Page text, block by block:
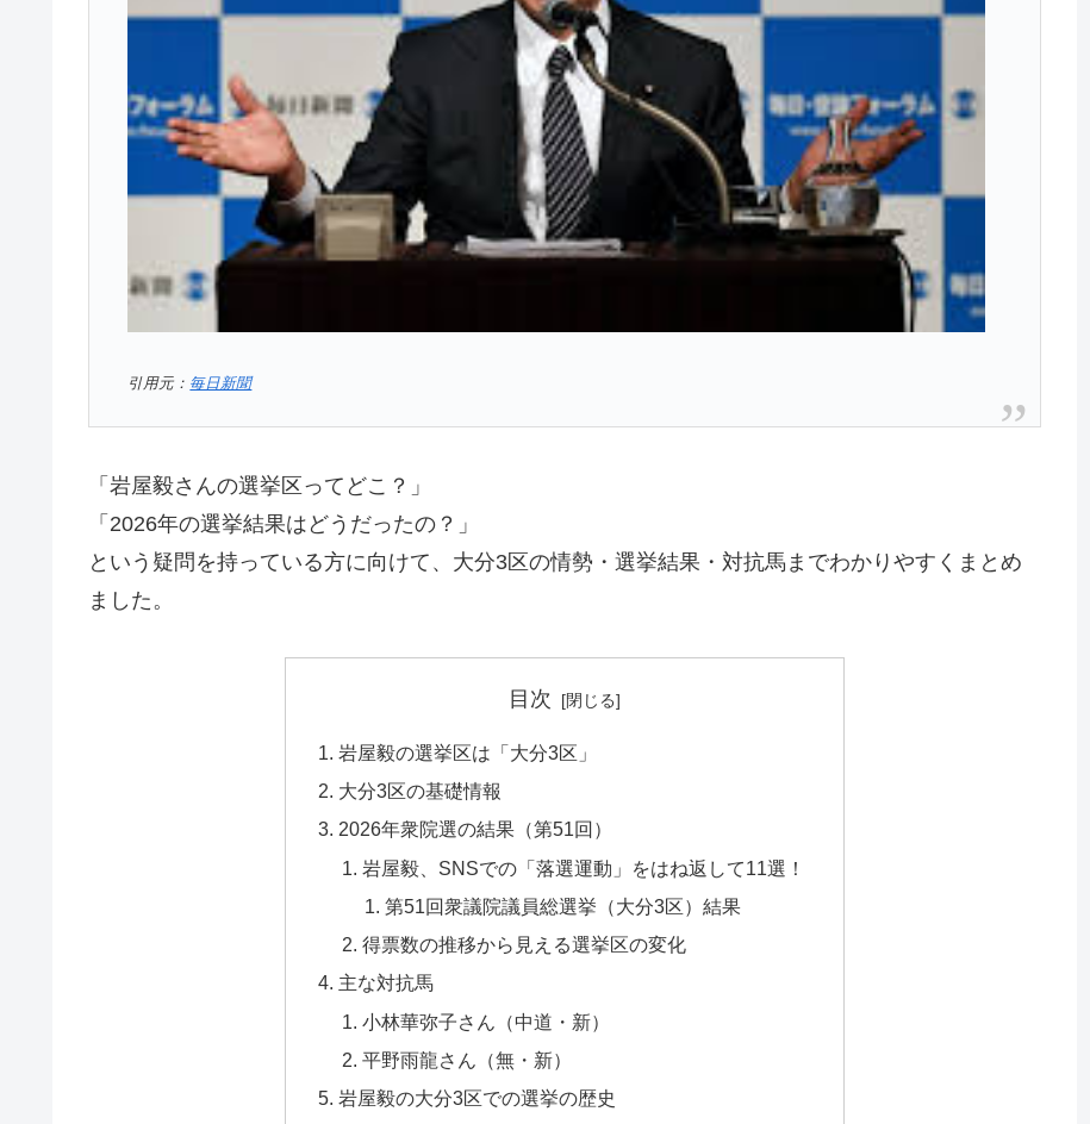
引用元： 毎日新聞
「岩屋毅さんの選挙区ってどこ？」
「2026年の選挙結果はどうだったの？」
という疑問を持っている方に向けて、大分3区の情勢・選挙結果・対抗馬までわかりやすくまとめ
ました。
目次
岩屋毅の選挙区は「大分3区」
大分3区の基礎情報
2026年衆院選の結果（第51回）
岩屋毅、SNSでの「落選運動」をはね返して11選！
第51回衆議院議員総選挙（大分3区）結果
得票数の推移から見える選挙区の変化
主な対抗馬
小林華弥子さん（中道・新）
平野雨龍さん（無・新）
岩屋毅の大分3区での選挙の歴史